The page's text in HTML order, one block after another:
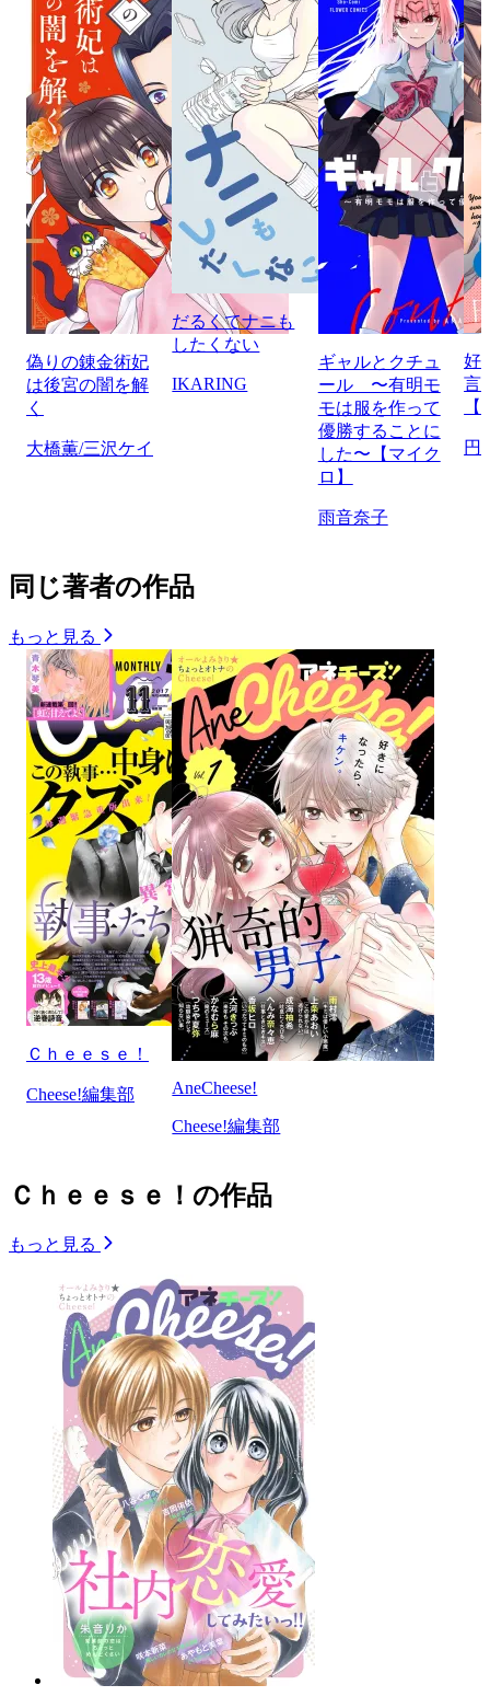
偽りの錬金術妃
は後宮の闇を解
く
大橋薫/三沢ケイ
だるくてナニも
したくない
IKARING
ギャルとクチュ
ール 〜有明モ
モは服を作って
優勝することに
した〜【マイク
ロ】
雨音奈子
好
言
円
同じ著者の作品
もっと見る
Ｃｈｅｅｓｅ！
Cheese!編集部 AneCheese!
Cheese!編集部
Ｃｈｅｅｓｅ！の作品
もっと見る